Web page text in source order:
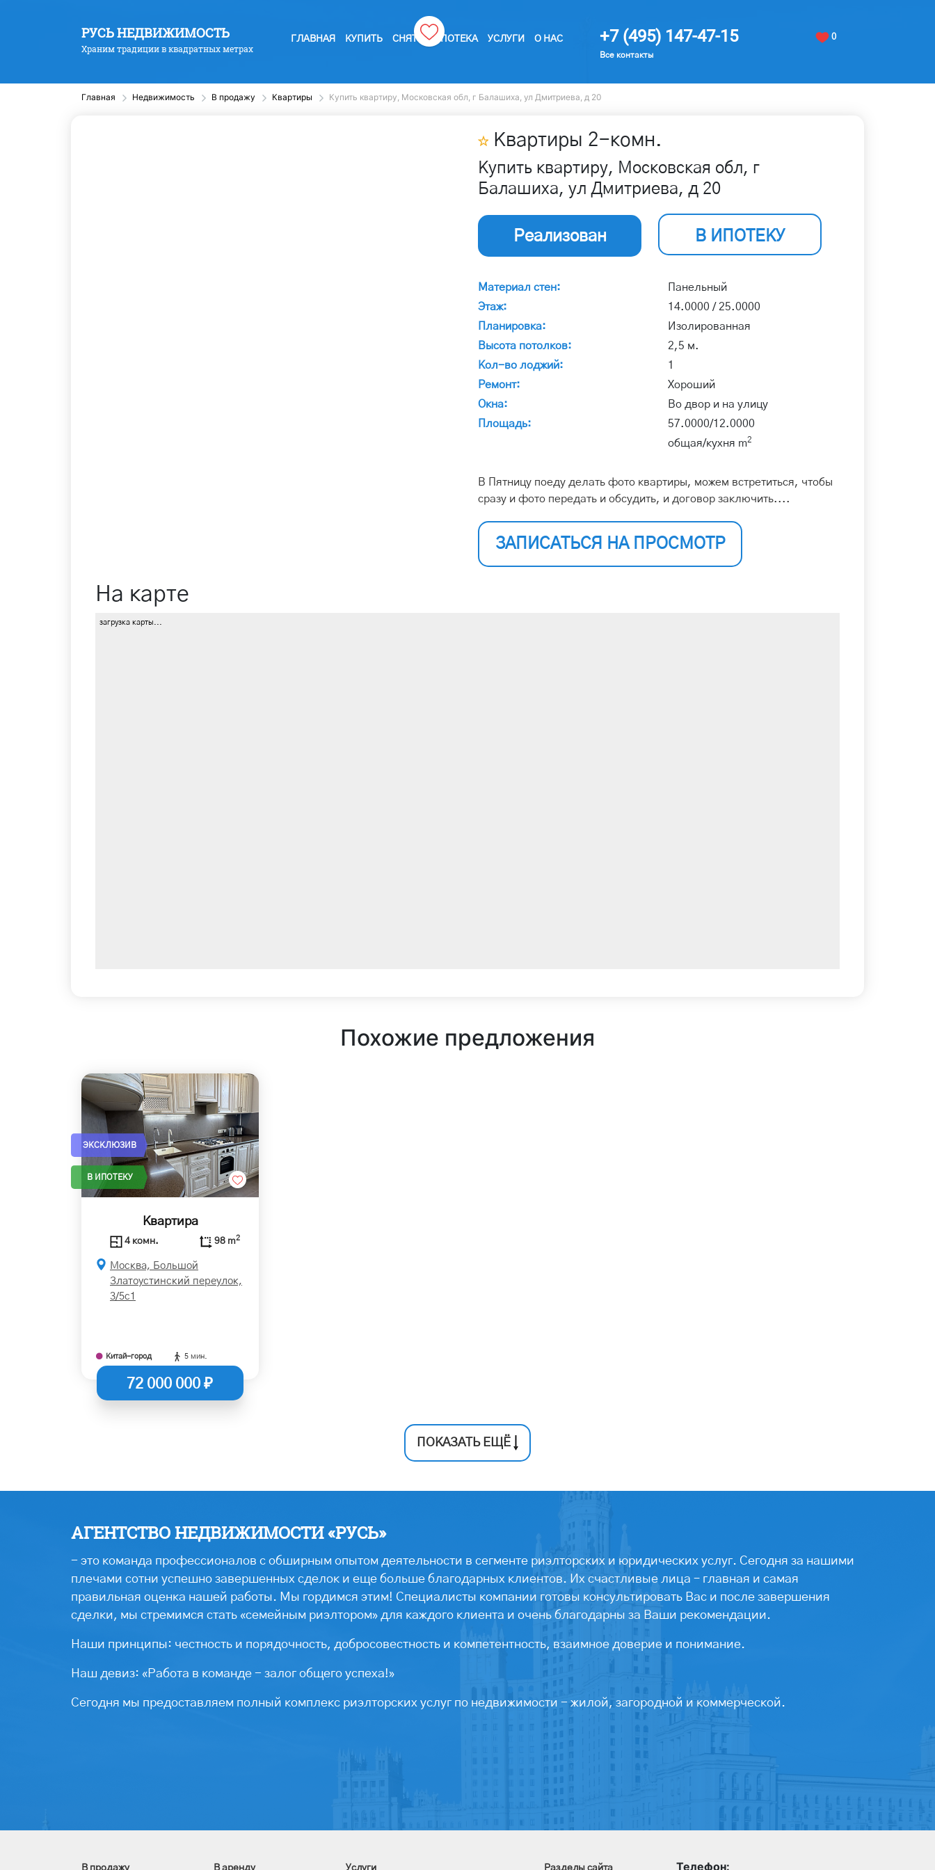
РУСЬ НЕДВИЖИМОСТЬ
Храним традиции в квадратных метрах
ГЛАВНАЯ КУПИТЬ СНЯТЬ ИПОТЕКА УСЛУГИ О НАС +7 (495) 147-47-15
Все контакты
0
Главная Недвижимость В продажу Квартиры Купить квартиру, Московская обл, г Балашиха, ул Дмитриева, д 20
Квартиры 2-комн.
Купить квартиру, Московская обл, г
Балашиха, ул Дмитриева, д 20
Реализован В ИПОТЕКУ
Материал стен:
Панельный
Этаж:
14.0000 / 25.0000
Планировка:
Изолированная
Высота потолков:
2,5 м.
Кол-во лоджий:
1
Ремонт:
Хороший
Окна:
Во двор и на улицу
Площадь:
57.0000/12.0000
общая/кухня m2
В Пятницу поеду делать фото квартиры, можем встретиться, чтобы
сразу и фото передать и обсудить, и договор заключить....
ЗАПИСАТЬСЯ НА ПРОСМОТР
На карте
загрузка карты...
Похожие предложения
ЭКСКЛЮЗИВ
В ИПОТЕКУ
Квартира
4 комн. 98 m2
Москва, Большой
Златоустинский переулок,
3/5с1
Китай-город 5 мин.
72 000 000 ₽
ПОКАЗАТЬ ЕЩЁ
АГЕНТСТВО НЕДВИЖИМОСТИ «РУСЬ»
- это команда профессионалов с обширным опытом деятельности в сегменте риэлторских и юридических услуг. Сегодня за нашими
плечами сотни успешно завершенных сделок и еще больше благодарных клиентов. Их счастливые лица – главная и самая
правильная оценка нашей работы. Мы гордимся этим! Специалисты компании готовы консультировать Вас и после завершения
сделки, мы стремимся стать «семейным риэлтором» для каждого клиента и очень благодарны за Ваши рекомендации.
Наши принципы: честность и порядочность, добросовестность и компетентность, взаимное доверие и понимание.
Наш девиз: «Работа в команде - залог общего успеха!»
Сегодня мы предоставляем полный комплекс риэлторских услуг по недвижимости - жилой, загородной и коммерческой.
В продажу В аренду Услуги Разделы сайта Телефон: